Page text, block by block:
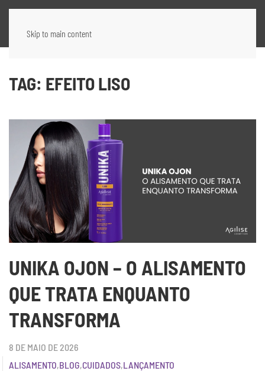
Skip to main content
TAG: EFEITO LISO
UNIKA OJON – O ALISAMENTO
QUE TRATA ENQUANTO
TRANSFORMA
8 DE MAIO DE 2026
ALISAMENTO,BLOG,CUIDADOS,LANÇAMENTO